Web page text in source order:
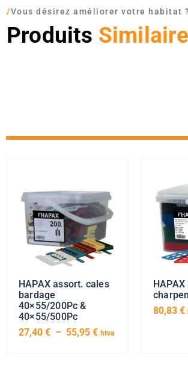
/Vous désirez améliorer votre habitat
Produits
HAPAX assort. cales
bardage
40×55/200Pc &
40×55/500Pc
27,40 € – 55,95 € htva
80,83 €